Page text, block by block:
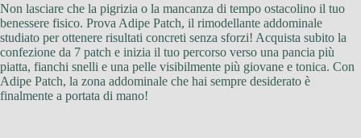
Non lasciare che la pigrizia o la mancanza di tempo ostacolino il tuo
benessere fisico. Prova Adipe Patch, il rimodellante addominale
studiato per ottenere risultati concreti senza sforzi! Acquista subito la
confezione da 7 patch e inizia il tuo percorso verso una pancia più
piatta, fianchi snelli e una pelle visibilmente più giovane e tonica. Con
Adipe Patch, la zona addominale che hai sempre desiderato è
finalmente a portata di mano!